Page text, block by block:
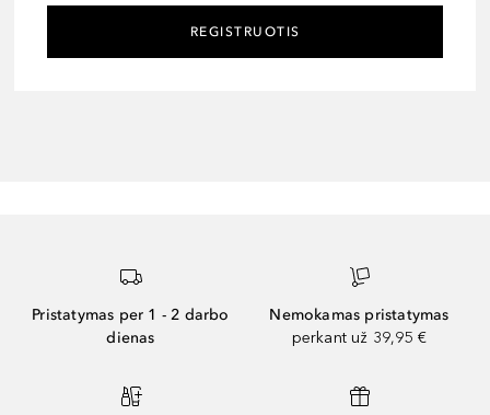
REGISTRUOTIS
Pristatymas per 1 - 2 darbo
dienas
Nemokamas pristatymas
perkant už 39,95 €